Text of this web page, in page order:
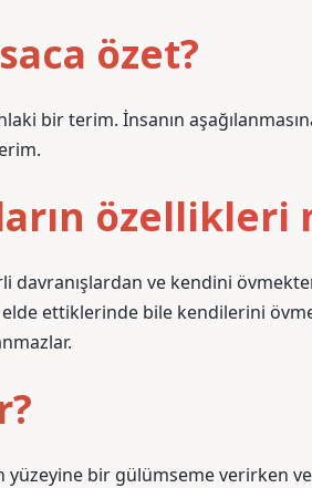
özet?
bir terim. İnsanın
özellikleri
ve kendini
ettiklerinde bile kendilerini
yüzeyine bir gülümseme verirken